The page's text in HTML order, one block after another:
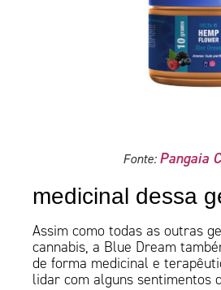
Fonte: Pangaia
medicinal dessa
Assim como todas as outras
cannabis, a Blue Dream
de forma medicinal e
lidar com alguns sentimentos